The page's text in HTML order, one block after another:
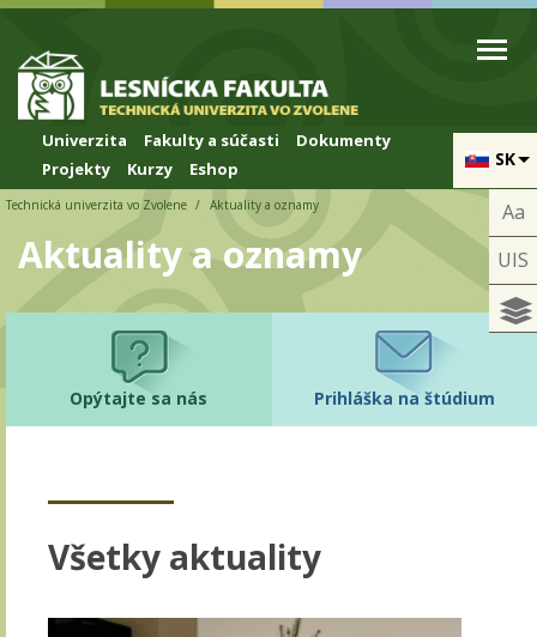
Skip to cookies
Skip to navigation
Skočiť na hlavný obsah
SK
Univerzita Fakulty a súčasti
Dokumenty
Projekty
Kurzy Eshop
Aa
UIS
Technická univerzita vo Zvolene Aktuality a oznamy
Aktuality a oznamy
Opýtajte sa nás Prihláška na štúdium
Všetky aktuality